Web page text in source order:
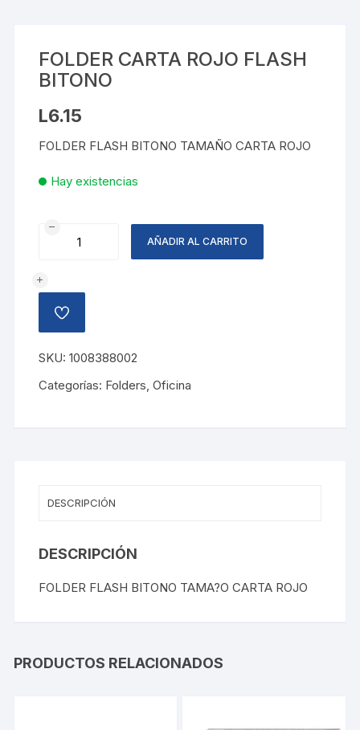
FOLDER CARTA ROJO FLASH
BITONO
L6.15
FOLDER FLASH BITONO TAMAÑO CARTA ROJO
Hay existencias
FOLDER
FLASH
BITONO
cantidad
AÑADIR AL CARRITO
AÑADIR
A
LISTA
DE
DESEOS
SKU:1008388002
Categorías: Folders,Oficina
DESCRIPCIÓN
DESCRIPCIÓN
FOLDER FLASH BITONO TAMA?O CARTA ROJO
PRODUCTOS RELACIONADOS